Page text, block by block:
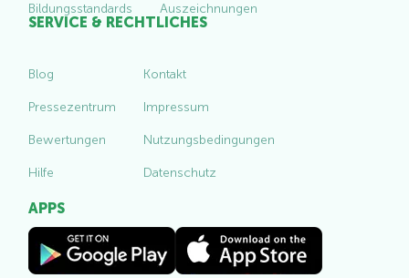
Bildungsstandards Auszeichnungen
SERVICE & RECHTLICHES
Blog
Pressezentrum
Bewertungen
Hilfe
Kontakt
Impressum
Nutzungsbedingungen
Datenschutz
APPS